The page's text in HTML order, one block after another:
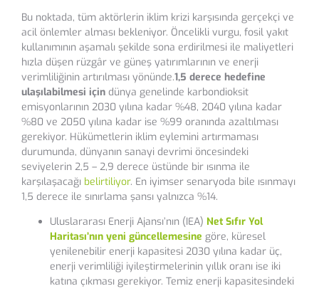
Bu noktada, tüm aktörlerin iklim krizi karşısında gerçekçi ve
acil önlemler alması bekleniyor. Öncelikli vurgu, fosil yakıt
kullanımının aşamalı şekilde sona erdirilmesi ile maliyetleri
hızla düşen rüzgâr ve güneş yatırımlarının ve enerji
verimliliğinin artırılması yönünde.1,5 derece hedefine
ulaşılabilmesi için dünya genelinde karbondioksit
emisyonlarının 2030 yılına kadar %48, 2040 yılına kadar
%80 ve 2050 yılına kadar ise %99 oranında azaltılması
gerekiyor. Hükümetlerin iklim eylemini artırmaması
durumunda, dünyanın sanayi devrimi öncesindeki
seviyelerin 2,5 – 2,9 derece üstünde bir ısınma ile
karşılaşacağı belirtiliyor. En iyimser senaryoda bile ısınmayı
1,5 derece ile sınırlama şansı yalnızca %14.
Uluslararası Enerji Ajansı’nın (IEA) Net Sıfır Yol
Haritası’nın yeni güncellemesine göre, küresel
yenilenebilir enerji kapasitesi 2030 yılına kadar üç,
enerji verimliliği iyileştirmelerinin yıllık oranı ise iki
katına çıkması gerekiyor. Temiz enerji kapasitesindeki